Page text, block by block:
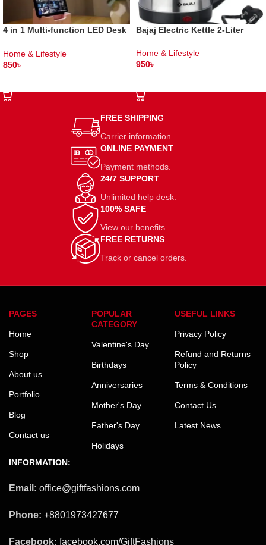
4 in 1 Multi-function LED Desk
Home & Lifestyle
850৳
Bajaj Electric Kettle 2-Liter
Home & Lifestyle
950৳
FREE SHIPPING
Carrier information.
ONLINE PAYMENT
Payment methods.
24/7 SUPPORT
Unlimited help desk.
100% SAFE
View our benefits.
FREE RETURNS
Track or cancel orders.
PAGES
Home
Shop
About us
Portfolio
Blog
Contact us
POPULAR
CATEGORY
Valentine's Day
Birthdays
Anniversaries
Mother's Day
Father's Day
Holidays
USEFUL LINKS
Privacy Policy
Refund and Returns
Policy
Terms & Conditions
Contact Us
Latest News
INFORMATION:
Email: office@giftfashions.com
Phone: +8801973427677
Facebook: facebook.com/GiftFashions